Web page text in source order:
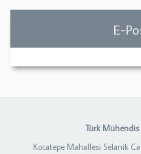
E-
Türk Mühendis
Kocatepe Mahallesi Selanik